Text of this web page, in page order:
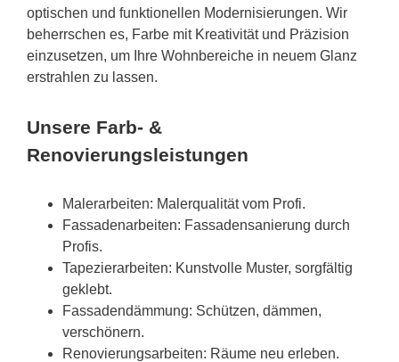
optischen und funktionellen Modernisierungen. Wir
beherrschen es, Farbe mit Kreativität und Präzision
einzusetzen, um Ihre Wohnbereiche in neuem Glanz
erstrahlen zu lassen.
Unsere Farb- &
Renovierungsleistungen
Malerarbeiten: Malerqualität vom Profi.
Fassadenarbeiten: Fassadensanierung durch
Profis.
Tapezierarbeiten: Kunstvolle Muster, sorgfältig
geklebt.
Fassadendämmung: Schützen, dämmen,
verschönern.
Renovierungsarbeiten: Räume neu erleben.